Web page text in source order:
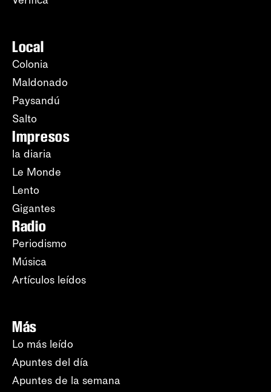
Local
Colonia
Maldonado
Paysandú
Salto
Impresos
la diaria
Le Monde
Lento
Gigantes
Radio
Periodismo
Música
Artículos leídos
Más
Lo más leído
Apuntes del día
Apuntes de la semana